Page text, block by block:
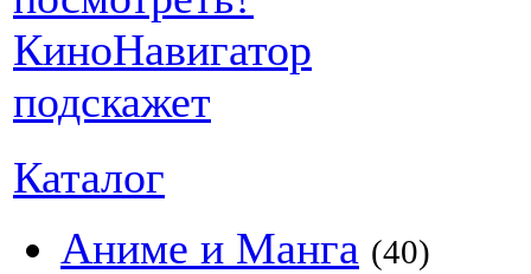
Каталог
Аниме и Манга (40)